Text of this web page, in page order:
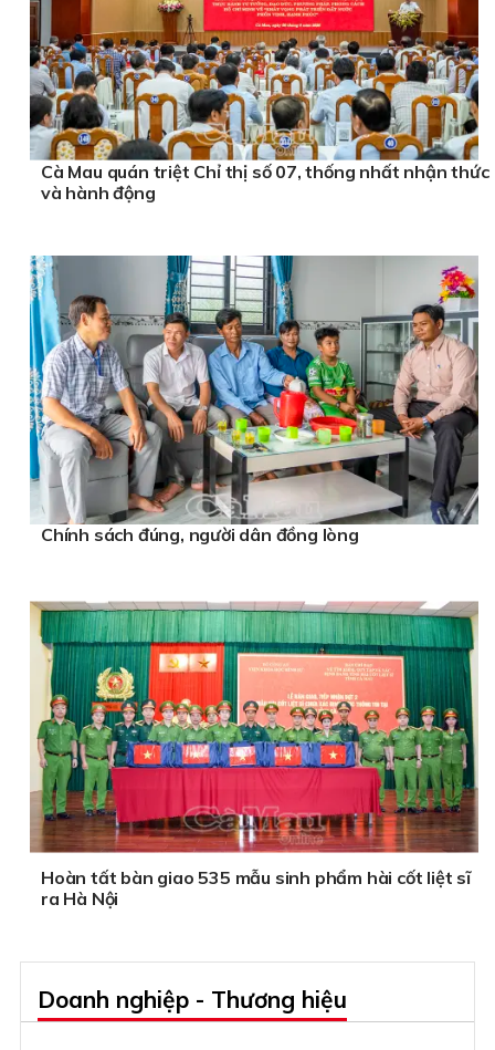
Cà Mau quán triệt Chỉ thị số 07, thống nhất nhận thức
và hành động
Chính sách đúng, người dân đồng lòng
Hoàn tất bàn giao 535 mẫu sinh phẩm hài cốt liệt sĩ
ra Hà Nội
Doanh nghiệp - Thương hiệu